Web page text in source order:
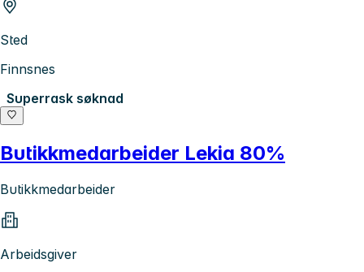
Sted
Finnsnes
Superrask søknad
Butikkmedarbeider Lekia 80%
Butikkmedarbeider
Arbeidsgiver